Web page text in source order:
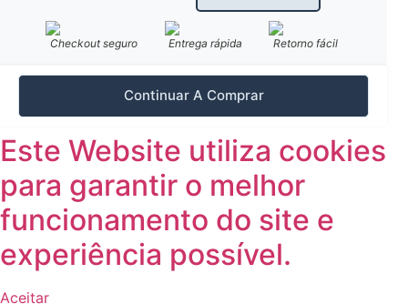
Checkout seguro Entrega rápida Retorno fácil
Continuar A Comprar
Este Website utiliza cookies
para garantir o melhor
funcionamento do site e
experiência possível.
Aceitar